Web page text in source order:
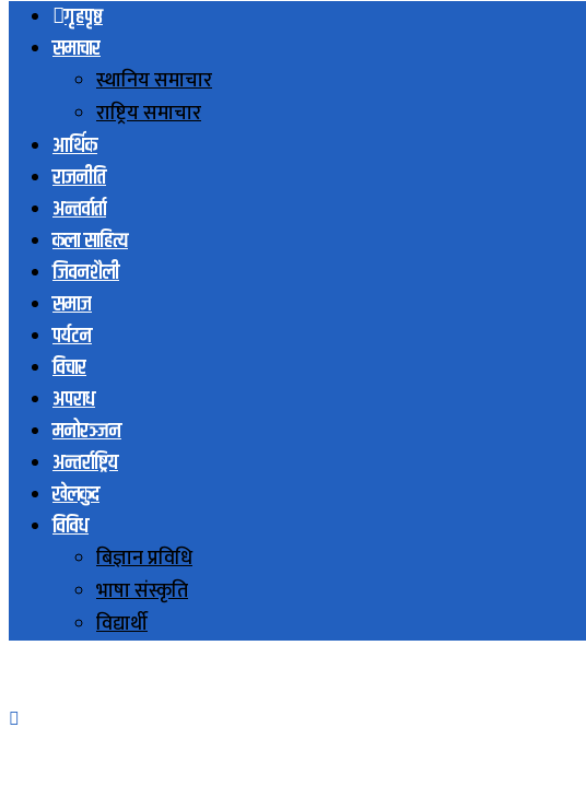
गृहपृष्ठ
समाचार
स्थानिय समाचार
राष्ट्रिय समाचार
आर्थिक
राजनीति
अन्तर्वार्ता
कला साहित्य
जिवनशैली
समाज
पर्यटन
विचार
अपराध
मनोरञ्जन
अन्तर्राष्ट्रिय
खेलकुद
विविध
बिज्ञान प्रविधि
भाषा संस्कृति
विद्यार्थी